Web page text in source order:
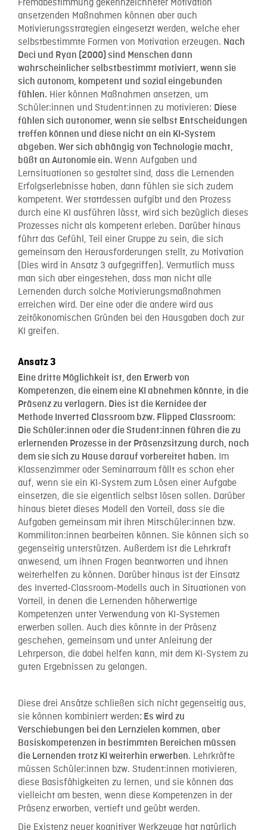
Fremdbestimmung gekennzeichneter Motivation
ansetzenden Maßnahmen können aber auch
Motivierungsstrategien eingesetzt werden, welche eher
selbstbestimmte Formen von Motivation erzeugen. Nach
Deci und Ryan (2000) sind Menschen dann
wahrscheinlicher selbstbestimmt motiviert, wenn sie
sich autonom, kompetent und sozial eingebunden
fühlen. Hier können Maßnahmen ansetzen, um
Schüler:innen und Student:innen zu motivieren: Diese
fühlen sich autonomer, wenn sie selbst Entscheidungen
treffen können und diese nicht an ein KI-System
abgeben. Wer sich abhängig von Technologie macht,
büßt an Autonomie ein. Wenn Aufgaben und
Lernsituationen so gestaltet sind, dass die Lernenden
Erfolgserlebnisse haben, dann fühlen sie sich zudem
kompetent. Wer stattdessen aufgibt und den Prozess
durch eine KI ausführen lässt, wird sich bezüglich dieses
Prozesses nicht als kompetent erleben. Darüber hinaus
führt das Gefühl, Teil einer Gruppe zu sein, die sich
gemeinsam den Herausforderungen stellt, zu Motivation
(Dies wird in Ansatz 3 aufgegriffen). Vermutlich muss
man sich aber eingestehen, dass man nicht alle
Lernenden durch solche Motivierungsmaßnahmen
erreichen wird. Der eine oder die andere wird aus
zeitökonomischen Gründen bei den Hausgaben doch zur
KI greifen.
Ansatz 3
Eine dritte Möglichkeit ist, den Erwerb von
Kompetenzen, die einem eine KI abnehmen könnte, in die
Präsenz zu verlagern. Dies ist die Kernidee der
Methode Inverted Classroom bzw. Flipped Classroom:
Die Schüler:innen oder die Student:innen führen die zu
erlernenden Prozesse in der Präsenzsitzung durch, nach
dem sie sich zu Hause darauf vorbereitet haben. Im
Klassenzimmer oder Seminarraum fällt es schon eher
auf, wenn sie ein KI-System zum Lösen einer Aufgabe
einsetzen, die sie eigentlich selbst lösen sollen. Darüber
hinaus bietet dieses Modell den Vorteil, dass sie die
Aufgaben gemeinsam mit ihren Mitschüler:innen bzw.
Kommiliton:innen bearbeiten können. Sie können sich so
gegenseitig unterstützen. Außerdem ist die Lehrkraft
anwesend, um ihnen Fragen beantworten und ihnen
weiterhelfen zu können. Darüber hinaus ist der Einsatz
des Inverted-Classroom-Modells auch in Situationen von
Vorteil, in denen die Lernenden höherwertige
Kompetenzen unter Verwendung von KI-Systemen
erwerben sollen. Auch dies könnte in der Präsenz
geschehen, gemeinsam und unter Anleitung der
Lehrperson, die dabei helfen kann, mit dem KI-System zu
guten Ergebnissen zu gelangen.
Diese drei Ansätze schließen sich nicht gegenseitig aus,
sie können kombiniert werden: Es wird zu
Verschiebungen bei den Lernzielen kommen, aber
Basiskompetenzen in bestimmten Bereichen müssen
die Lernenden trotz KI weiterhin erwerben. Lehrkräfte
müssen Schüler:innen bzw. Student:innen motivieren,
diese Basisfähigkeiten zu lernen, und sie können das
vielleicht am besten, wenn diese Kompetenzen in der
Präsenz erworben, vertieft und geübt werden.
Die Existenz neuer kognitiver Werkzeuge hat natürlich